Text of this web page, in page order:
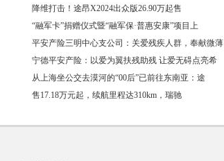
降维打击！途昂X2024出众版26.90万起售
“融军卡”捐赠仪式暨“融军保·普惠安康”项目上
平安产险三明中心支公司：关爱残疾人群，奉献微薄
宁德平安产险：以爱为翼扶残助残 让爱无碍点亮希
从上海坐公交去漠河的“00后”已前往东南亚：途
售17.18万元起，续航里程达310km，瑞驰